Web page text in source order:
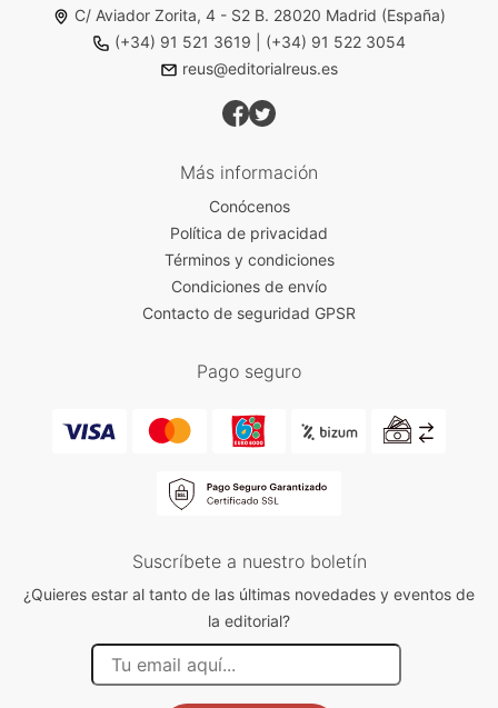
C/ Aviador Zorita, 4 - S2 B. 28020 Madrid (España)
(+34) 91 521 3619
(+34) 91 522 3054
reus@editorialreus.es
Más información
Conócenos
Política de privacidad
Términos y condiciones
Condiciones de envío
Contacto de seguridad GPSR
Pago seguro
Suscríbete a nuestro boletín
¿Quieres estar al tanto de las últimas novedades y eventos de
la editorial?